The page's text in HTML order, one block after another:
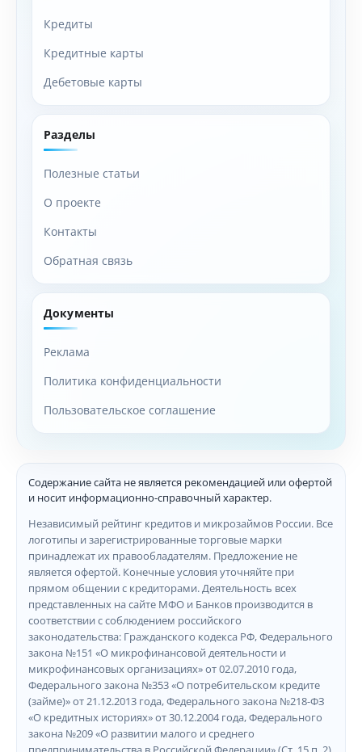
Кредиты
Кредитные карты
Дебетовые карты
Разделы
Полезные статьи
О проекте
Контакты
Обратная связь
Документы
Реклама
Политика конфиденциальности
Пользовательское соглашение
Содержание сайта не является рекомендацией или офертой
и носит информационно-справочный характер.
Независимый рейтинг кредитов и микрозаймов России. Все
логотипы и зарегистрированные торговые марки
принадлежат их правообладателям. Предложение не
является офертой. Конечные условия уточняйте при
прямом общении с кредиторами. Деятельность всех
представленных на сайте МФО и Банков производится в
соответствии с соблюдением российского
законодательства: Гражданского кодекса РФ, Федерального
закона №151 «О микрофинансовой деятельности и
микрофинансовых организациях» от 02.07.2010 года,
Федерального закона №353 «О потребительском кредите
(займе)» от 21.12.2013 года, Федерального закона №218-ФЗ
«О кредитных историях» от 30.12.2004 года, Федерального
закона №209 «О развитии малого и среднего